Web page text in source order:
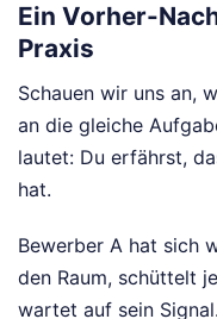
Ein Vorher-
Praxis
Schauen wir uns an,
an die gleiche
lautet: Du erfährst,
hat.
Bewerber A hat sich
den Raum, schüttelt
wartet auf sein